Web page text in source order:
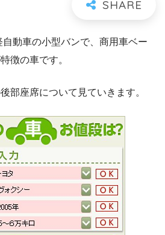
動車の小型バンで、商用車ベー
徴の車です。
部座席について見ていきます。